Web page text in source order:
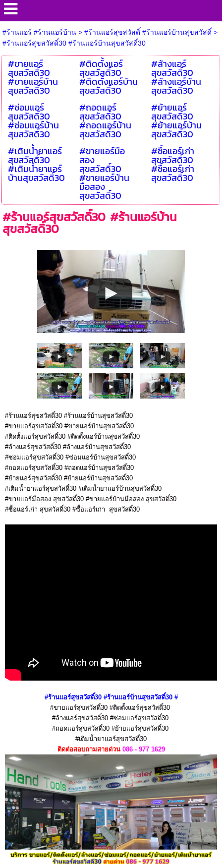
#ร้านแอร์ #ร้านแอร์บ้าน> #ร้านแอร์สุขสวัสดิ์ #ร้านแอร์บ้านสุขสวัสดิ์ >
#ร้านแอร์สุขสวัสดิ์30 #ร้านแอร์บ้านสุขสวัสดิ์30
#ขายแอร์
สุขสวัสดิ์30
#ขายแอร์บ้าน
สุขสวัสดิ์30
#ติดตั้งแอร์
สุขสวัสดิ์30
#ติดตั้งแอร์บ้าน
สุขสวัสดิ์30
#ล้างแอร์
สุขสวัสดิ์30
#ล้างแอร์บ้าน
สุขสวัสดิ์30
#ซ่อมแอร์
สุขสวัสดิ์30
#ซ่อมแอร์บ้าน
สุขสวัสดิ์30
#ถอดแอร์
สุขสวัสดิ์30
#ถอดแอร์บ้าน
สุขสวัสดิ์30
#ย้ายแอร์
สุขสวัสดิ์30
#ย้ายแอร์บ้าน
สุขสวัสดิ์30
#เติมน้ำยาแอร์
สุขสวัสดิ์30
#เติมน้ำยาแอร์
บ้านสุขสวัสดิ์30
#ขายแอร์มือ
สอง
สุขสวัสดิ์30
#ขายแอร์บ้าน
มือสอง
สุขสวัสดิ์30
#ซื้อแอร์เก่า
สุขสวัสดิ์30
#ซื้อแอร์เก่า
สุขสวัสดิ์30
#ร้านแอร์สุขสวัสดิ์30 #ร้านแอร์บ้าน
สุขสวัสดิ์30
#ร้านแอร์สุขสวัสดิ์30 #ร้านแอร์บ้านสุขสวัสดิ์30
#ขายแอร์สุขสวัสดิ์30 #ขายแอร์บ้านสุขสวัสดิ์30
#ติดตั้งแอร์สุขสวัสดิ์30 #ติดตั้งแอร์บ้านสุขสวัสดิ์30
#ล้างแอร์สุขสวัสดิ์30 #ล้างแอร์บ้านสุขสวัสดิ์30
#ซ่อมแอร์สุขสวัสดิ์30 #ซ่อมแอร์บ้านสุขสวัสดิ์30
#ถอดแอร์สุขสวัสดิ์30 #ถอดแอร์บ้านสุขสวัสดิ์30
#ย้ายแอร์สุขสวัสดิ์30 #ย้ายแอร์บ้านสุขสวัสดิ์30
#เติมน้ำยาแอร์สุขสวัสดิ์30 #เติมน้ำยาแอร์บ้านสุขสวัสดิ์30
#ขายแอร์มือสอง สุขสวัสดิ์30 #ขายแอร์บ้านมือสอง สุขสวัสดิ์30
#ซื้อแอร์เก่า สุขสวัสดิ์30 #ซื้อแอร์เก่า สุขสวัสดิ์30
#ร้านแอร์สุขสวัสดิ์30 #ร้านแอร์บ้านสุขสวัสดิ์30#
#ขายแอร์สุขสวัสดิ์30 #ติดตั้งแอร์สุขสวัสดิ์30
#ล้างแอร์สุขสวัสดิ์30 #ซ่อมแอร์สุขสวัสดิ์30
#ถอดแอร์สุขสวัสดิ์30 #ย้ายแอร์สุขสวัสดิ์30
#เติมน้ำยาแอร์สุขสวัสดิ์30
ติดต่อสอบถามสายด่วน 086 - 977 1629